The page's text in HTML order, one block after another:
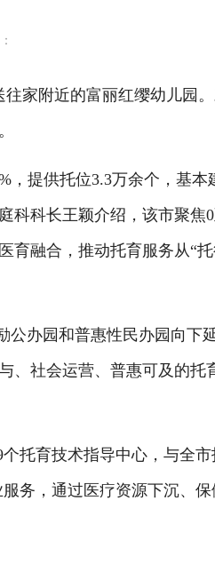
家附近的富丽红缨幼儿园
提供托位3.3万余个，基本
科科长王颖介绍，该市聚焦
融合，推动托育服务从“托
办园和普惠性民办园向下
社会运营、普惠可及的托
育技术指导中心，与全市
务，通过医疗资源下沉、